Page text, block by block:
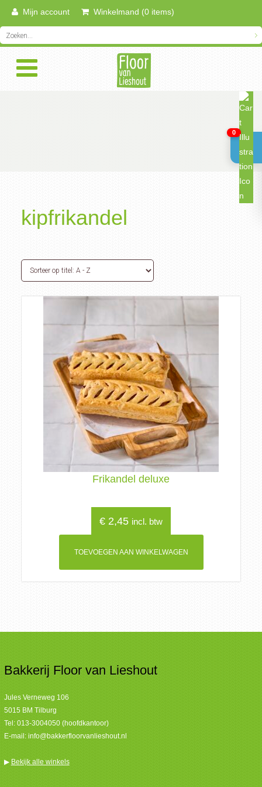
Mijn account Winkelmand (0 items)
kipfrikandel
Frikandel deluxe
€ 2,45 incl. btw
TOEVOEGEN AAN WINKELWAGEN
Bakkerij Floor van Lieshout
Jules Verneweg 106
5015 BM Tilburg
Tel: 013-3004050 (hoofdkantoor)
E-mail: info@bakkerfloorvanlieshout.nl
▶ Bekijk alle winkels
0